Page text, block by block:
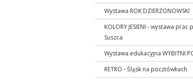
Wystawa ROK DZIERŻONOWSKI
KOLORY JESIENI - wystawa
Suszca
Wystawa edukacyjna WYBITNI
RETRO - Śląsk na pocztówkach